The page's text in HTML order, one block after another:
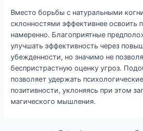
Вместо борьбы с натуральными
склонностями эффективнее освоить
намеренно. Благоприятные
улучшать эффективность через
убежденности, но значимо не
беспристрастную оценку угроз.
позволяет удержать
позитивности, уклоняясь при этом
магического мышления.